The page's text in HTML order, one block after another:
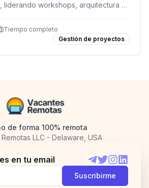
liderando workshops, arquitectura y
Tiempo completo
Gestión de proyectos
de forma 100% remota
LLC - Delaware, USA
en tu email
Telegram
TwitterInstagram
Suscribirme